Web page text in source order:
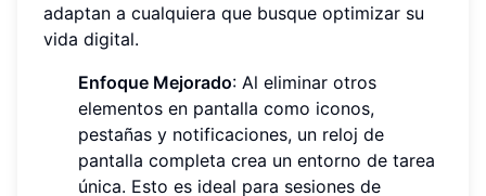
adaptan a cualquiera que busque optimizar su
vida digital.
Enfoque Mejorado: Al eliminar otros
elementos en pantalla como iconos,
pestañas y notificaciones, un reloj de
pantalla completa crea un entorno de tarea
única. Esto es ideal para sesiones de